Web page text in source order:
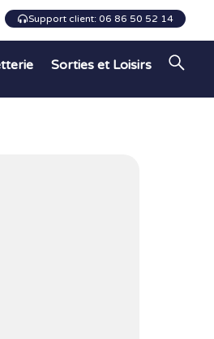
Support client: 06 86 50 52 14
Sorties et Loisirs